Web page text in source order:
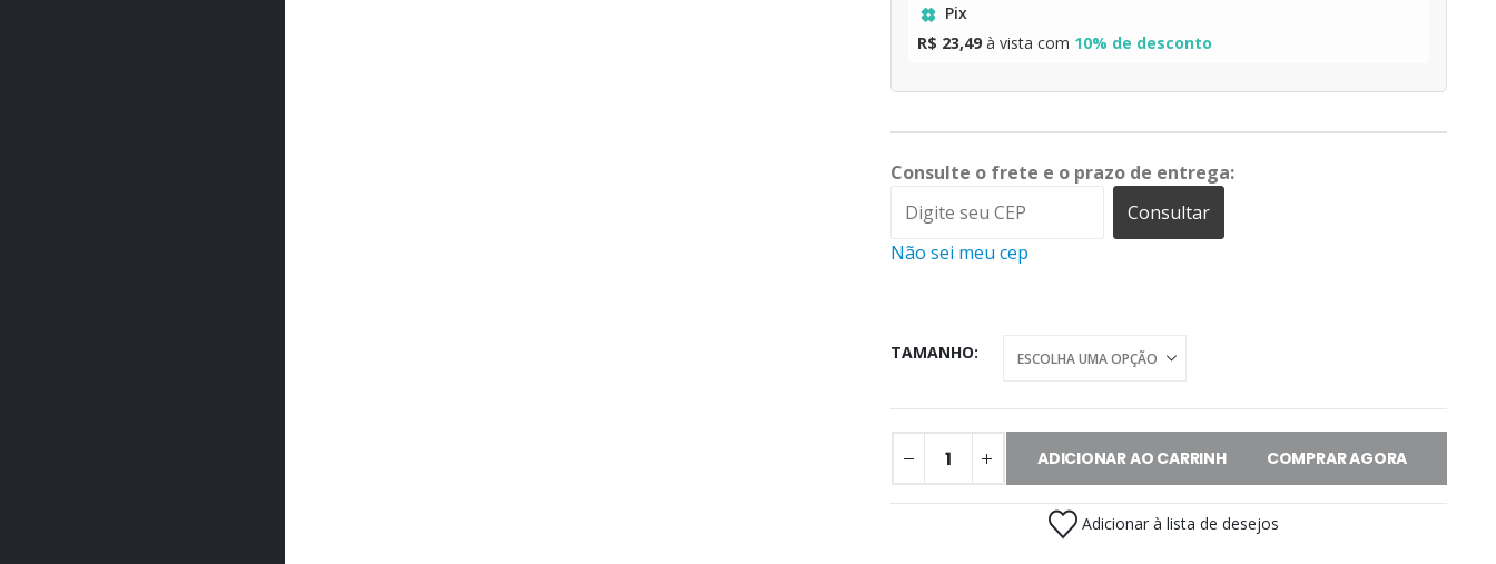
Pix
R$ 23,49à vista com 10% de desconto
Consulte o frete e o prazo de entrega:
Consultar
Não sei meu cep
TAMANHO
ADICIONAR AO CARRINHO COMPRAR AGORA
Adicionar à lista de desejos